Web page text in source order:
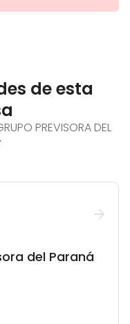
de esta
PREVISORA DEL
del Paraná